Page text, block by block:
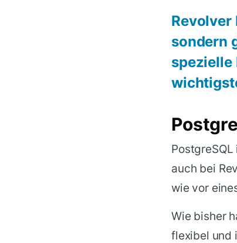
Revolver
sondern
spezielle
auch bei
wie vor
Wie bisher
flexibel und